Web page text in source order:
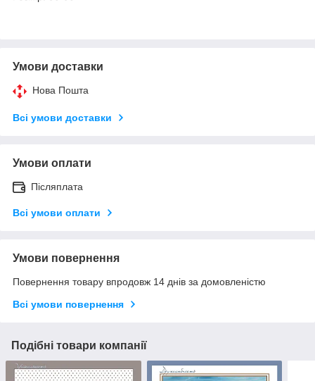
Умови доставки
Нова Пошта
Всі умови доставки
Умови оплати
Післяплата
Всі умови оплати
Умови повернення
Повернення товару впродовж 14 днів за домовленістю
Всі умови повернення
Подібні товари компанії